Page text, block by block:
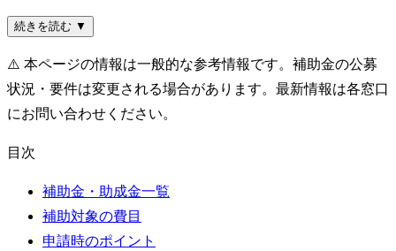
続きを読む ▼
⚠️ 本ページの情報は一般的な参考情報です。補助金の公募
状況・要件は変更される場合があります。最新情報は各窓口
にお問い合わせください。
目次
補助金・助成金一覧
補助対象の費目
申請時のポイント